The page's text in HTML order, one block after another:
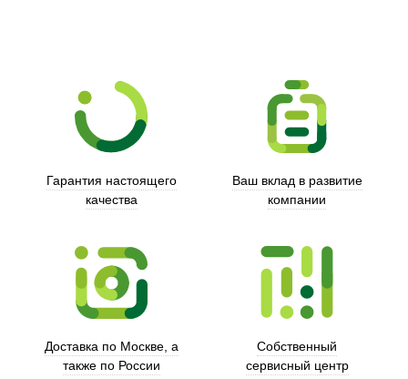
Гарантия настоящего
качества
Ваш вклад в развитие
компании
Доставка по Москве, а
также по России
Собственный
сервисный центр